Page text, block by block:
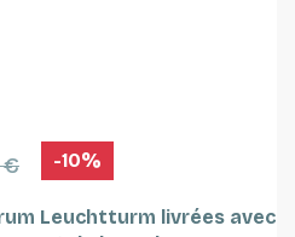
€ -10%
Leuchtturm livrées avec